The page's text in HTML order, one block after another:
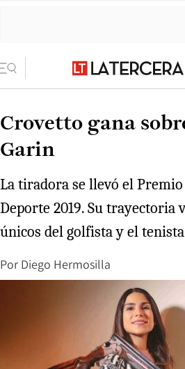
Crovetto gana
Garin
La tiradora se llevó el
Deporte 2019. Su trayectoria
únicos del golfista y el
Por Diego Hermosilla